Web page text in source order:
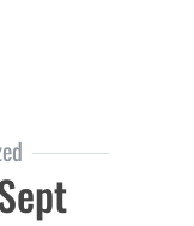
haustsemesteret 2023